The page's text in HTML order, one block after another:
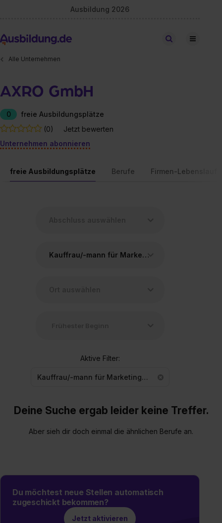
Ausbildung 2026
Stellen finden
Alle Unternehmen
AXRO GmbH
0
freie Ausbildungsplätze
(0)
Jetzt bewerten
Unternehmen abonnieren
freie Ausbildungsplätze Berufe Firmen-Lebenslauf
Kauffrau/-mann für Marketingkommunikation
Aktive Filter:
Kauffrau/-mann für Marketingkommunikation
Deine Suche ergab leider keine Treffer.
Aber sieh dir doch einmal die ähnlichen Berufe an.
Du möchtest neue Stellen automatisch
zugeschickt bekommen?
Jetzt aktivieren